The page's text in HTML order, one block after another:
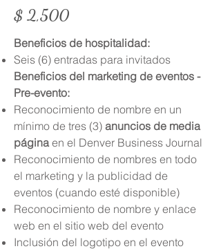
$ 2,500
Beneficios de hospitalidad:
Seis (6) entradas para invitados
Beneficios del marketing de eventos -
Pre-evento:
Reconocimiento de nombre en un
mínimo de tres (3) anuncios de media
páginaen el Denver Business Journal
Reconocimiento de nombres en todo
el marketing y la publicidad de
eventos (cuando esté disponible)
Reconocimiento de nombre y enlace
web en el sitio web del evento
Inclusión del logotipo en el evento